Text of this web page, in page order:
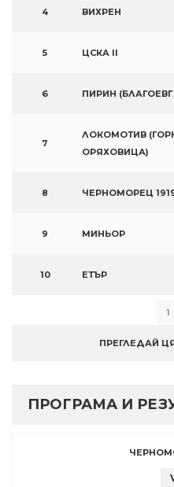
4 ВИХРЕН
5 ЦСКА II
6 ПИРИН
7
ЛОКОМОТИВ
ОРЯХОВИЦА)
8 ЧЕРНОМОРЕЦ
9 МИНЬОР
10 ЕТЪР
1
ПРЕГЛЕДАЙ
ПРОГРАМА И